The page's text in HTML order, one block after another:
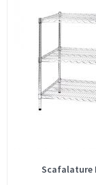
Scafalature